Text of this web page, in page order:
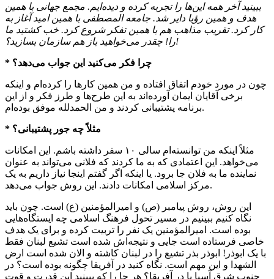
ببینید آخر همه این‌ها را تجربه کرده و دیده‌ایم. مجمع جهانی با همین
هدف و همین رؤیا دایر شد. جامعه المصطفی با همین امید آغاز به
کار کرد. تقریب مذاهب هم با همین تفکر شروع کرد. خب کشتید ما
را! چقدر می‌خواهید باز هم سازمان بسازید؟!
* چرا فکر می‌کنید این جواب می‌دهد؟
چون در مورد خودم اتفاق افتاده و من همین کارها را کرده‌ام و اینکه
برخی آقایان ایمان آورده‌اند به این طرح‌ها و طرز فکر و از این
برنامه پشتیبانی کردند و من الحمدلله موفق بوده‌ام.
* مثلاً چه جور پشتیبانی؟
مثلاً اینکه من توانسته‌ام سالی ۱۰ سفر داشته باشم. این امکانات
می‌خواهد. این اعتمادی که به ما کردند که فلانی می‌تواند به عنوان
نماینده ما به فلان جا برود. یا اینکه اگر گفتم اینجا نیاز داریم به یک
مرکز اسلامی امکانات دادند. این روش جواب می‌دهد.
این روش، روش پیامبر (ص) و امیرالمؤمنین (ع) است. چون باید
نگاه کنیم ببینیم در مسیر تحول فرهنگ اسلامی چه ایستگاه‌هایی
بوده است. امیرالمؤمنین یک نفر را تربیت کرده و برای یک هدف
خاصی فرستاده است جایی و نتیجه‌اش شده است تشیع لبنان فقط
با یک ابوذر! ابوذر بذر تشیع را در لبنان کاشته و الان شده است ارض
الشهدا و این مهم است. نگاه کنید در آفریقا چگونه بوده است؟ در
جنوب شرق آسیا یا در آفریقا؟ هر جا را که ببینید این قدرت و قوت